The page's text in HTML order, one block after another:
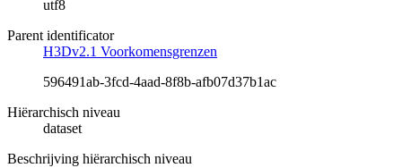
utf8
Parent identificator
H3Dv2.1 Voorkomensgrenzen
596491ab-3fcd-4aad-8f8b-afb07d37b1ac
Hiërarchisch niveau
dataset
Beschrijving hiërarchisch niveau